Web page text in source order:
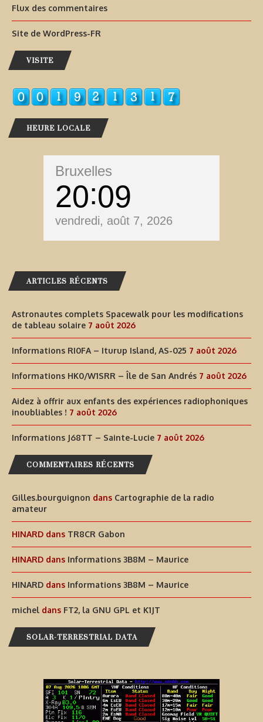
Flux des commentaires
Site de WordPress-FR
VISITE
HEURE LOCALE
Bruxelles
20 09
vendredi, août 7, 2026
ARTICLES RÉCENTS
Astronautes complets Spacewalk pour les modifications
de tableau solaire 7 août 2026
Informations RI0FA – Iturup Island, AS-025 7 août 2026
Informations HK0/W1SRR – Île de San Andrés 7 août 2026
Aidez à offrir aux enfants des expériences radiophoniques
inoubliables ! 7 août 2026
Informations J68TT – Sainte-Lucie 7 août 2026
COMMENTAIRES RÉCENTS
Gilles.bourguignon dans Cartographie de la radio
amateur
HINARD dans TR8CR Gabon
HINARD dans Informations 3B8M – Maurice
HINARD dans Informations 3B8M – Maurice
michel dans FT2, la GNU GPL et K1JT
SOLAR-TERRESTRIAL DATA